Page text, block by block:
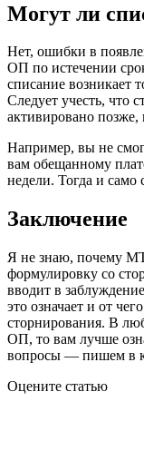
Могут ли
Нет, ошибки в
ОП по истечении
списание возникает
Следует учесть, что
активировано
Например, вы не
вам обещанному
недели. Тогда и само
Заключение
Я не знаю, почему
формулировку со
вводит в
это означает и от
сторнирования. В
ОП, то вам лучше
вопросы — пишем в
Оцените статью